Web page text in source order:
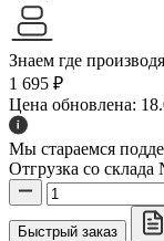
Знаем где
1 695 ₽
Цена обновлена:
Мы стараемся
Отгрузка со склада
Быстрый заказ